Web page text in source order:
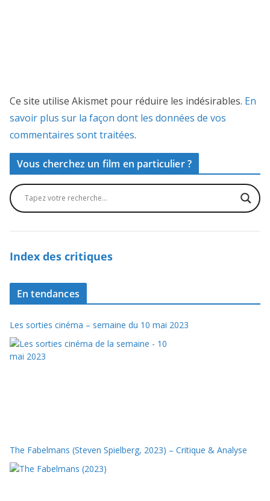
Ce site utilise Akismet pour réduire les indésirables. En
savoir plus sur la façon dont les données de vos
commentaires sont traitées.
Vous cherchez un film en particulier ?
Index des critiques
En tendances
Les sorties cinéma – semaine du 10 mai 2023
The Fabelmans (Steven Spielberg, 2023) – Critique & Analyse